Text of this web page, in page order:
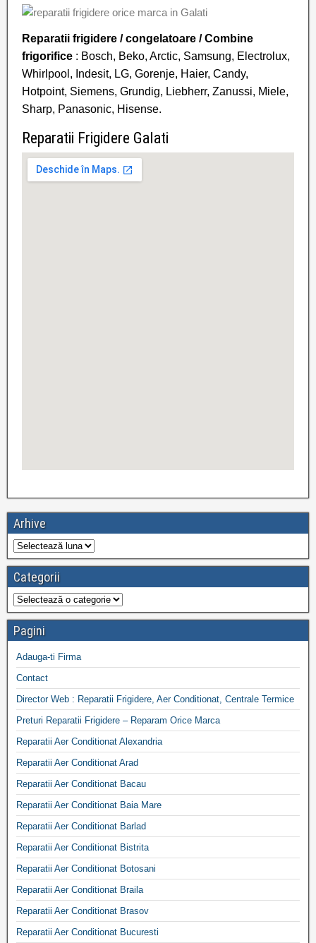
Reparatii frigidere / congelatoare / Combine
frigorifice : Bosch, Beko, Arctic, Samsung, Electrolux,
Whirlpool, Indesit, LG, Gorenje, Haier, Candy,
Hotpoint, Siemens, Grundig, Liebherr, Zanussi, Miele,
Sharp, Panasonic, Hisense.
Reparatii Frigidere Galati
Arhive
Categorii
Pagini
Adauga-ti Firma
Contact
Director Web : Reparatii Frigidere, Aer Conditionat, Centrale Termice
Preturi Reparatii Frigidere – Reparam Orice Marca
Reparatii Aer Conditionat Alexandria
Reparatii Aer Conditionat Arad
Reparatii Aer Conditionat Bacau
Reparatii Aer Conditionat Baia Mare
Reparatii Aer Conditionat Barlad
Reparatii Aer Conditionat Bistrita
Reparatii Aer Conditionat Botosani
Reparatii Aer Conditionat Braila
Reparatii Aer Conditionat Brasov
Reparatii Aer Conditionat Bucuresti